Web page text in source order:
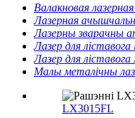
Валакновая
Лазерная
Лазерны зварачны
Лазер для
Лазер для
Малы металічны
LX3015FL